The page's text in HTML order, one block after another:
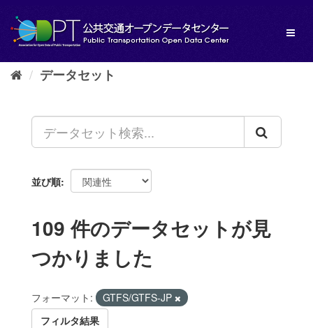
し
データセット
並び順
109 件のデータセットが見
つかりました
フォーマット:
GTFS/GTFS-JP
フィルタ結果